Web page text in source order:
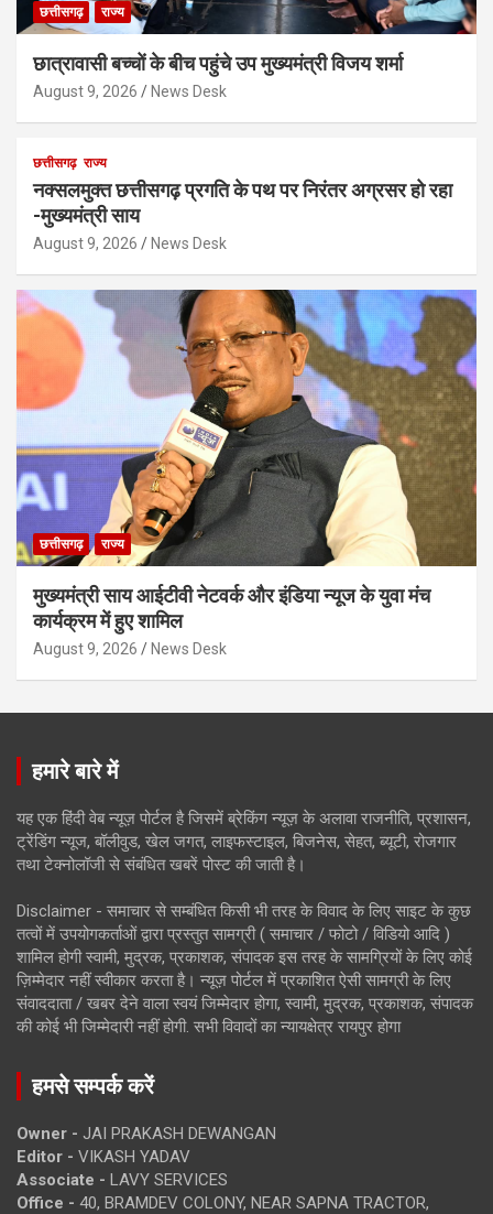
छत्तीसगढ़ राज्य
छात्रावासी बच्चों के बीच पहुंचे उप मुख्यमंत्री विजय शर्मा
August 9, 2026 News Desk
छत्तीसगढ़ राज्य
नक्सलमुक्त छत्तीसगढ़ प्रगति के पथ पर निरंतर अग्रसर हो रहा
-मुख्यमंत्री साय
August 9, 2026 News Desk
छत्तीसगढ़ राज्य
मुख्यमंत्री साय आईटीवी नेटवर्क और इंडिया न्यूज के युवा मंच
कार्यक्रम में हुए शामिल
August 9, 2026 News Desk
हमारे बारे में
यह एक हिंदी वेब न्यूज़ पोर्टल है जिसमें ब्रेकिंग न्यूज़ के अलावा राजनीति, प्रशासन,
ट्रेंडिंग न्यूज, बॉलीवुड, खेल जगत, लाइफस्टाइल, बिजनेस, सेहत, ब्यूटी, रोजगार
तथा टेक्नोलॉजी से संबंधित खबरें पोस्ट की जाती है।
Disclaimer - समाचार से सम्बंधित किसी भी तरह के विवाद के लिए साइट के कुछ
तत्वों में उपयोगकर्ताओं द्वारा प्रस्तुत सामग्री ( समाचार / फोटो / विडियो आदि )
शामिल होगी स्वामी, मुद्रक, प्रकाशक, संपादक इस तरह के सामग्रियों के लिए कोई
ज़िम्मेदार नहीं स्वीकार करता है। न्यूज़ पोर्टल में प्रकाशित ऐसी सामग्री के लिए
संवाददाता / खबर देने वाला स्वयं जिम्मेदार होगा, स्वामी, मुद्रक, प्रकाशक, संपादक
की कोई भी जिम्मेदारी नहीं होगी. सभी विवादों का न्यायक्षेत्र रायपुर होगा
हमसे सम्पर्क करें
Owner - JAI PRAKASH DEWANGAN
Editor - VIKASH YADAV
Associate - LAVY SERVICES
Office - 40, BRAMDEV COLONY, NEAR SAPNA TRACTOR,